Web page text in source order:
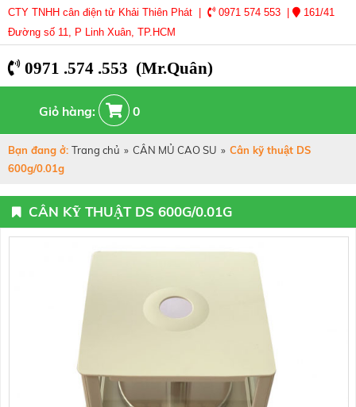
CTY TNHH cân điện tử Khải Thiên Phát | 0971 574 553 |
161/41
Đường số 11, P Linh Xuân, TP.HCM
0971 .574 .553 (Mr.Quân)
Giỏ hàng: 0
Bạn đang ở: Trang chủ » CÂN MỦ CAO SU » Cân kỹ thuật DS
600g/0.01g
CÂN KỸ THUẬT DS 600G/0.01G